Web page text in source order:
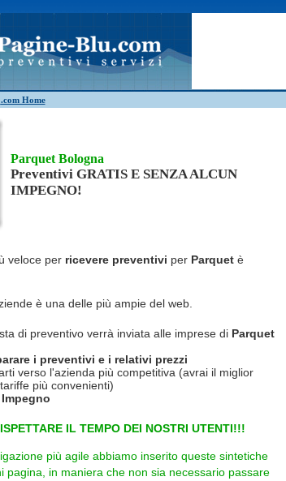
.com Home
Edilizia Giardinieri
Falegnami Idraulici
Parquet
Parquet Bologna
Preventivi GRATIS E SENZA ALCUN
IMPEGNO!
veloce per ricevere preventivi per Parquetè
è una delle più ampie del web.
di preventivo verrà inviata alle imprese di Parquet
i preventivi e i relativi prezzi
verso l'azienda più competitiva (avrai il miglior
più convenienti)
IL TEMPO DEI NOSTRI UTENTI!!!
più agile abbiamo inserito queste sintetiche
pagina, in maniera che non sia necessario passare